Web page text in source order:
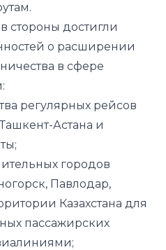
стороны достигли
о расширении
в сфере
регулярных рейсов
Астана и
городов
Павлодар,
Казахстана для
пассажирских